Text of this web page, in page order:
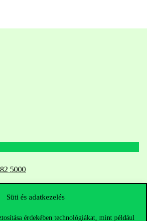
Süti és adatkezelés
érdekében technológiákat, mint például
5000
kapcsolatban?